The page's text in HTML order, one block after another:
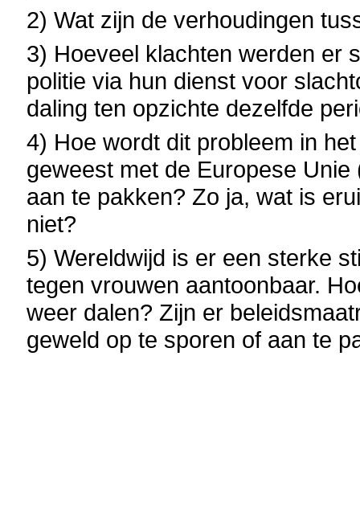
2) Wat zijn de verhoudingen
3) Hoeveel klachten werden er
politie via hun dienst voor
daling ten opzichte dezelfde
4) Hoe wordt dit probleem in
geweest met de Europese
aan te pakken? Zo ja, wat is
niet?
5) Wereldwijd is er een sterke
tegen vrouwen aantoonbaar.
weer dalen? Zijn er
geweld op te sporen of aan te